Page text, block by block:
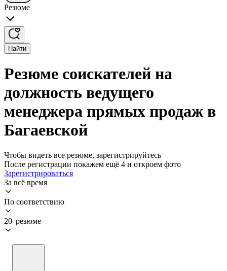
Резюме
Найти
Резюме соискателей на
должность ведущего
менеджера прямых продаж в
Багаевской
Чтобы видеть все резюме, зарегистрируйтесь
После регистрации покажем ещё 4 и откроем фото
Зарегистрироваться
За всё время
По соответствию
20 резюме